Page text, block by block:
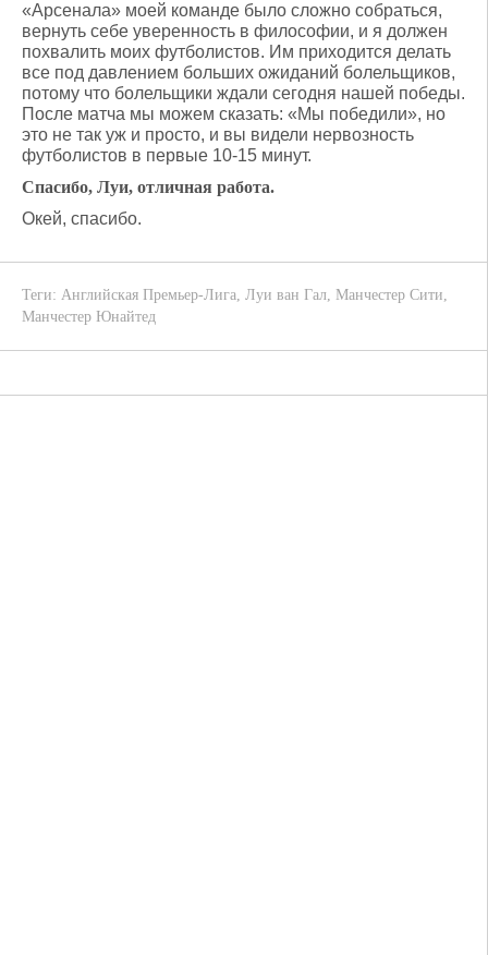
«Арсенала» моей команде было сложно собраться,
вернуть себе уверенность в философии, и я должен
похвалить моих футболистов. Им приходится делать
все под давлением больших ожиданий болельщиков,
потому что болельщики ждали сегодня нашей победы.
После матча мы можем сказать: «Мы победили», но
это не так уж и просто, и вы видели нервозность
футболистов в первые 10-15 минут.
Спасибо, Луи, отличная работа.
Окей, спасибо.
Теги: Английская Премьер-Лига, Луи ван Гал, Манчестер Сити,
Манчестер Юнайтед